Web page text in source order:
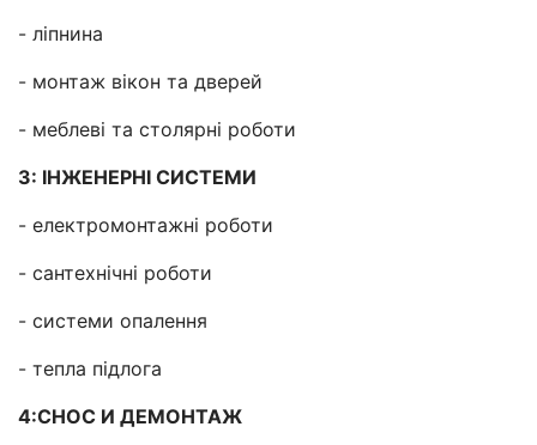
- ліпнина
- монтаж вікон та дверей
- меблеві та столярні роботи
3: ІНЖЕНЕРНІ СИСТЕМИ
- електромонтажні роботи
- сантехнічні роботи
- системи опалення
- тепла підлога
4:СНОС И ДЕМОНТАЖ